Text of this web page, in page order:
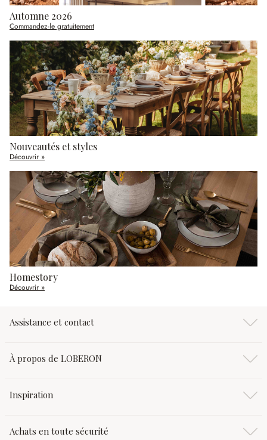
Automne 2026
Commandez-le gratuitement
Nouveautés et styles
Découvrir »
Homestory
Découvrir »
Assistance et contact
À propos de LOBERON
Inspiration
Achats en toute sécurité